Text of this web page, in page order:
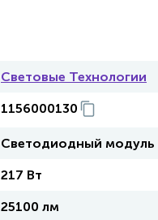
Световые Технологии
1156000130
Светодиодный модуль
217 Вт
25100 лм